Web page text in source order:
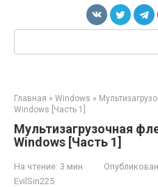
Главная » Windows »
Windows [Часть 1]
Мультизагрузочная
Windows [Часть 1]
На чтение: 3 мин
EvilSin225